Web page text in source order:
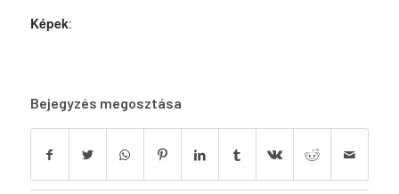
Képek:
Bejegyzés megosztása